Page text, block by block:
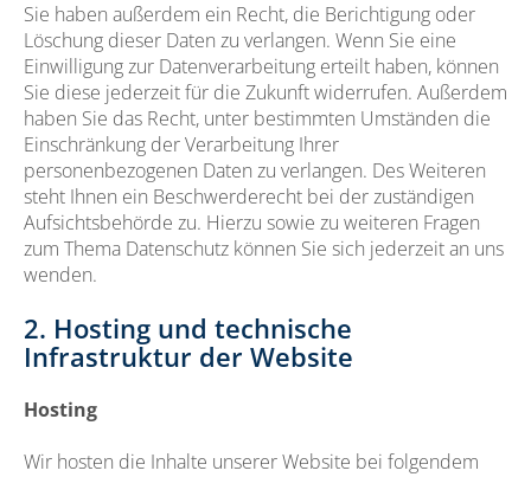
Sie haben außerdem ein Recht, die Berichtigung oder
Löschung dieser Daten zu verlangen. Wenn Sie eine
Einwilligung zur Datenverarbeitung erteilt haben, können
Sie diese jederzeit für die Zukunft widerrufen. Außerdem
haben Sie das Recht, unter bestimmten Umständen die
Einschränkung der Verarbeitung Ihrer
personenbezogenen Daten zu verlangen. Des Weiteren
steht Ihnen ein Beschwerderecht bei der zuständigen
Aufsichtsbehörde zu. Hierzu sowie zu weiteren Fragen
zum Thema Datenschutz können Sie sich jederzeit an uns
wenden.
2. Hosting und technische
Infrastruktur der Website
Hosting
Wir hosten die Inhalte unserer Website bei folgendem